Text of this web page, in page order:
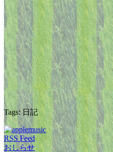
Tags: 日記
RSS Feed
おしらせ